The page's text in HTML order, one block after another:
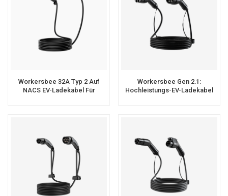
Workersbee 32A Typ 2 Auf
NACS EV-Ladekabel Für
Workersbee Gen 2.1:
Hochleistungs-EV-Ladekabel